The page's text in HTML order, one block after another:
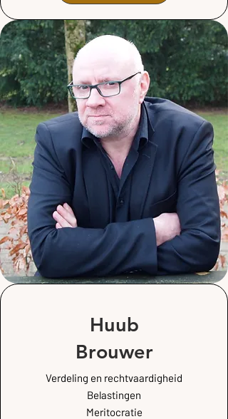
Huub
Brouwer
Verdeling en rechtvaardigheid
Belastingen
Meritocratie